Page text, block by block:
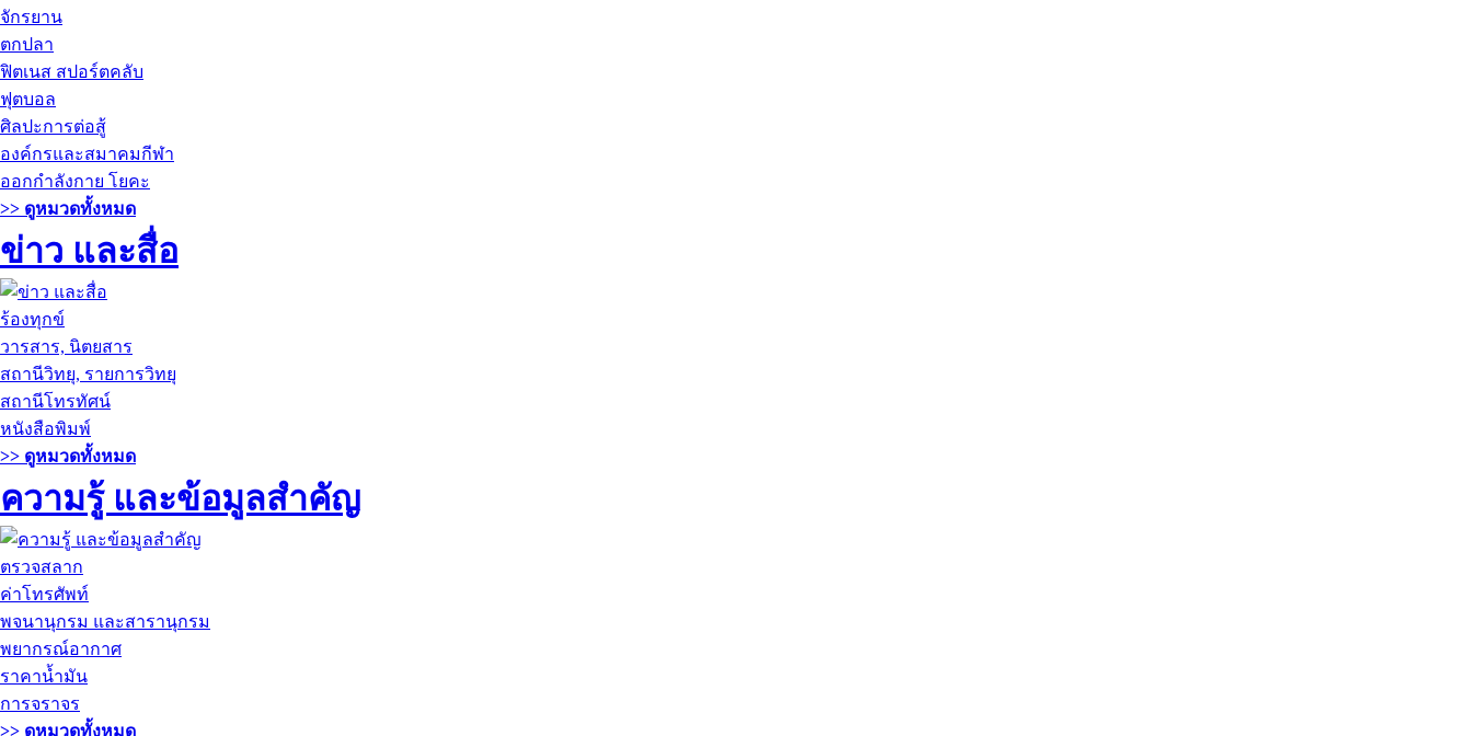
จักรยาน
ตกปลา
ฟิตเนส สปอร์ตคลับ
ฟุตบอล
ศิลปะการต่อสู้
องค์กรและสมาคมกีฬา
ออกกำลังกาย โยคะ
>> ดูหมวดทั้งหมด
ข่าว และสื่อ
ร้องทุกข์
วารสาร, นิตยสาร
สถานีวิทยุ, รายการวิทยุ
สถานีโทรทัศน์
หนังสือพิมพ์
>> ดูหมวดทั้งหมด
ความรู้ และข้อมูลสำคัญ
ตรวจสลาก
ค่าโทรศัพท์
พจนานุกรม และสารานุกรม
พยากรณ์อากาศ
ราคาน้ำมัน
การจราจร
>> ดูหมวดทั้งหมด